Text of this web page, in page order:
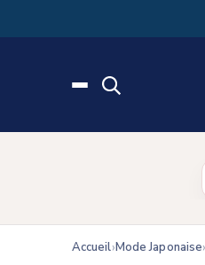
Accueil Mode Japonaise